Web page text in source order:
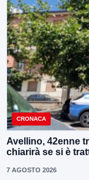
CRONACA
Avellino, 42enne
chiarirà se si è
7 AGOSTO 2026